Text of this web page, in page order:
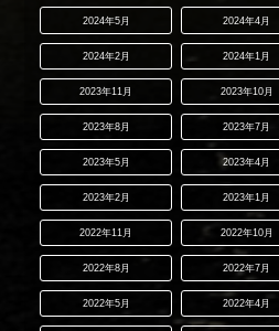
2024年5月 2024年4月
2024年2月 2024年1月
2023年11月 2023年10月
2023年8月 2023年7月
2023年5月 2023年4月
2023年2月 2023年1月
2022年11月 2022年10月
2022年8月 2022年7月
2022年5月 2022年4月